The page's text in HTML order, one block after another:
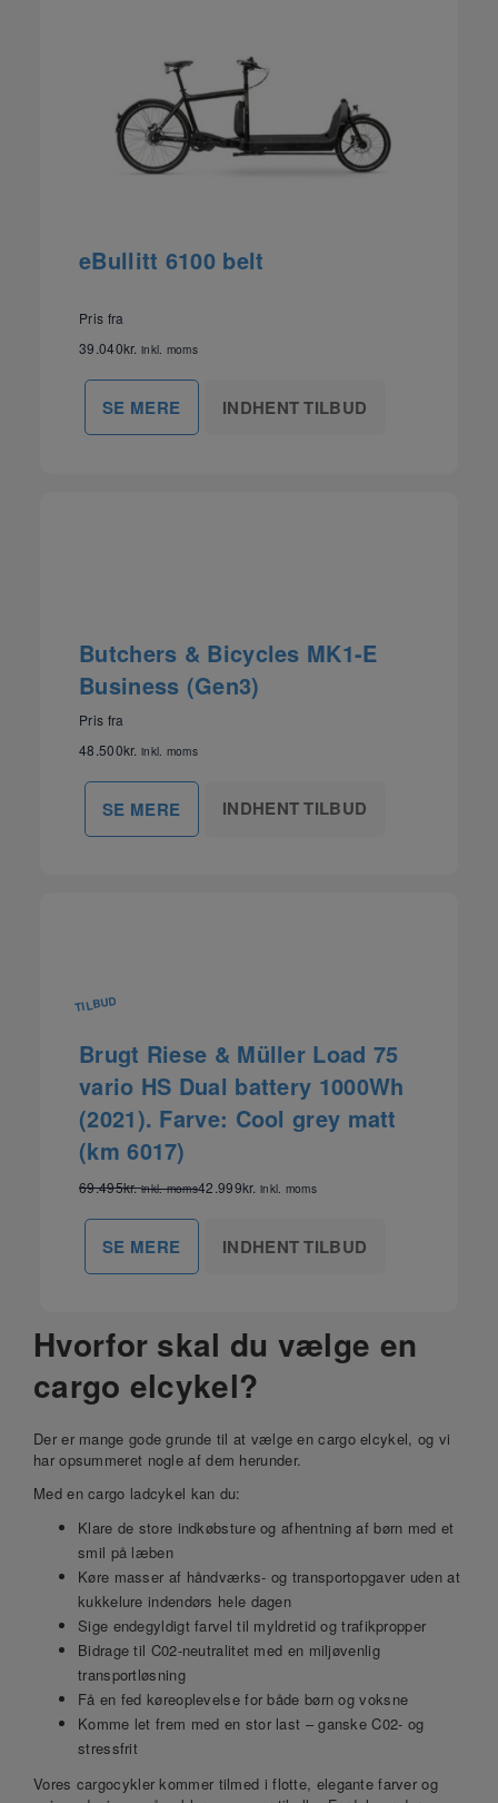
eBullitt 6100 belt
Pris fra
39.040kr. inkl. moms
SE MERE INDHENT TILBUD
Butchers & Bicycles MK1-E
Business (Gen3)
Pris fra
48.500kr. inkl. moms
SE MERE INDHENT TILBUD
TILBUD
Brugt Riese & Müller Load 75
vario HS Dual battery 1000Wh
(2021). Farve: Cool grey matt
(km 6017)
69.495kr. inkl. moms42.999kr. inkl. moms
SE MERE INDHENT TILBUD
Hvorfor skal du vælge en
cargo elcykel?
Der er mange gode grunde til at vælge en cargo elcykel, og vi
har opsummeret nogle af dem herunder.
Med en cargo ladcykel kan du:
Klare de store indkøbsture og afhentning af børn med et
smil på læben
Køre masser af håndværks- og transportopgaver uden at
kukkelure indendørs hele dagen
Sige endegyldigt farvel til myldretid og trafikpropper
Bidrage til C02-neutralitet med en miljøvenlig
transportløsning
Få en fed køreoplevelse for både børn og voksne
Komme let frem med en stor last – ganske C02- og
stressfrit
Vores cargocykler kommer tilmed i flotte, elegante farver og